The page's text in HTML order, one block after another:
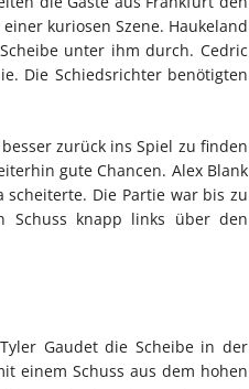
kuriosen Szene. Haukeland
unter ihm durch. Cedric
Die Schiedsrichter benötigten
zurück ins Spiel zu finden
gute Chancen. Alex Blank
Die Partie war bis zu
Schuss knapp links über den
Gaudet die Scheibe in der
einem Schuss aus dem hohen